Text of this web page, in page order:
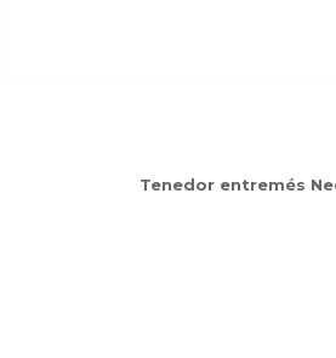
Tenedor entremés